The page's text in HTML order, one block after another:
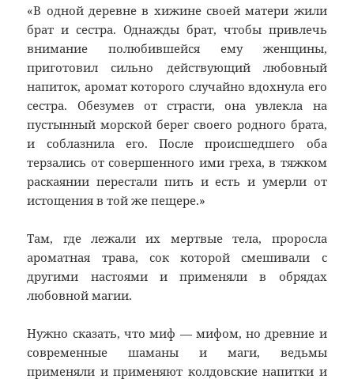
«В одной деревне в хижине своей матери жили
брат и сестра. Однажды брат, чтобы привлечь
внимание полюбившейся ему женщины,
приготовил сильно действующий любовный
напиток, аромат которого случайно вдохнула его
сестра. Обезумев от страсти, она увлекла на
пустынный морской берег своего родного брата,
и соблазнила его. После происшедшего оба
терзались от совершенного ими греха, в тяжком
раскаянии перестали пить и есть и умерли от
истощения в той же пещере.»
Там, где лежали их мертвые тела, проросла
ароматная трава, сок которой смешивали с
другими настоями и применяли в обрядах
любовной магии.
Нужно сказать, что миф — мифом, но древние и
современные шаманы и маги, ведьмы
применяли и применяют колдовские напитки и